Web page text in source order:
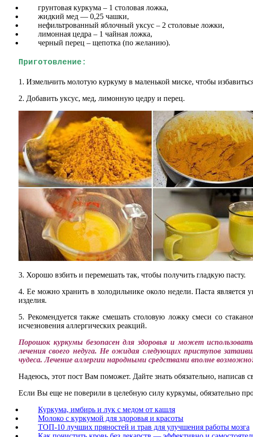
грунтовая куркума – 1 столовая ложка,
жидкий мед — 0,25 чашки,
нефильтрованный яблочный уксус – 2 столовые ложки,
лимонная цедра – 1 чайная ложка,
черный перец – щепотка (по желанию).
Приготовление:
1. Измельчить молотую куркуму в маленькой миске, чтобы
2. Добавить уксус, мед, лимонную цедру и перец.
3. Хорошо взбить и перемешать так, чтобы получить гладкую пасту.
4. Ее можно хранить в холодильнике около недели. Паста является
изделия.
5. Рекомендуется также смешать столовую ложку смеси со
исчезновения аллергических реакций.
Порошок куркумы безопасен для здоровья и может
лечения своего недуга. Не ожидая следующих приступов
чудеса. Лечение аллергии народными средствами вполне
Надеюсь, этот пост Вам поможет. Дайте знать обязательно,
Если Вы еще не поверили в целебную силу куркумы, обязательно
Куркума, имбирь и лук с медом от кашля
Молоко с куркумой для здоровья и красоты
ТОП-10 лучших пряностей и трав для улучшения работы мозга